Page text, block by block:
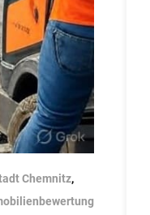
Chemnitz,